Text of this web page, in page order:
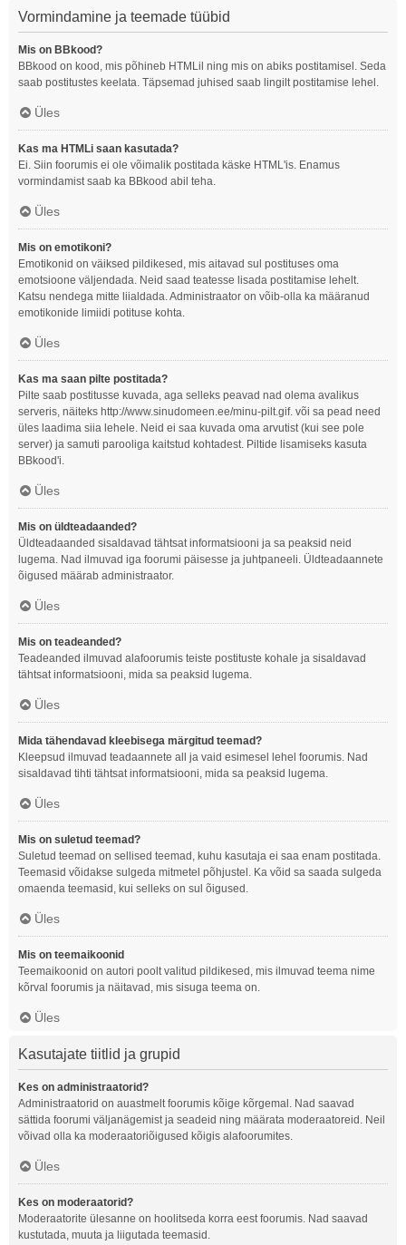
Vormindamine ja teemade tüübid
Mis on BBkood?
BBkood on kood, mis põhineb HTMLil ning mis on abiks postitamisel. Seda
saab postitustes keelata. Täpsemad juhised saab lingilt postitamise lehel.
Üles
Kas ma HTMLi saan kasutada?
Ei. Siin foorumis ei ole võimalik postitada käske HTML'is. Enamus
vormindamist saab ka BBkood abil teha.
Üles
Mis on emotikoni?
Emotikonid on väiksed pildikesed, mis aitavad sul postituses oma
emotsioone väljendada. Neid saad teatesse lisada postitamise lehelt.
Katsu nendega mitte liialdada. Administraator on võib-olla ka määranud
emotikonide limiidi potituse kohta.
Üles
Kas ma saan pilte postitada?
Pilte saab postitusse kuvada, aga selleks peavad nad olema avalikus
serveris, näiteks http://www.sinudomeen.ee/minu-pilt.gif. või sa pead need
üles laadima siia lehele. Neid ei saa kuvada oma arvutist (kui see pole
server) ja samuti parooliga kaitstud kohtadest. Piltide lisamiseks kasuta
BBkood'i.
Üles
Mis on üldteadaanded?
Üldteadaanded sisaldavad tähtsat informatsiooni ja sa peaksid neid
lugema. Nad ilmuvad iga foorumi päisesse ja juhtpaneeli. Üldteadaannete
õigused määrab administraator.
Üles
Mis on teadeanded?
Teadeanded ilmuvad alafoorumis teiste postituste kohale ja sisaldavad
tähtsat informatsiooni, mida sa peaksid lugema.
Üles
Mida tähendavad kleebisega märgitud teemad?
Kleepsud ilmuvad teadaannete all ja vaid esimesel lehel foorumis. Nad
sisaldavad tihti tähtsat informatsiooni, mida sa peaksid lugema.
Üles
Mis on suletud teemad?
Suletud teemad on sellised teemad, kuhu kasutaja ei saa enam postitada.
Teemasid võidakse sulgeda mitmetel põhjustel. Ka võid sa saada sulgeda
omaenda teemasid, kui selleks on sul õigused.
Üles
Mis on teemaikoonid
Teemaikoonid on autori poolt valitud pildikesed, mis ilmuvad teema nime
kõrval foorumis ja näitavad, mis sisuga teema on.
Üles
Kasutajate tiitlid ja grupid
Kes on administraatorid?
Administraatorid on auastmelt foorumis kõige kõrgemal. Nad saavad
sättida foorumi väljanägemist ja seadeid ning määrata moderaatoreid. Neil
võivad olla ka moderaatoriõigused kõigis alafoorumites.
Üles
Kes on moderaatorid?
Moderaatorite ülesanne on hoolitseda korra eest foorumis. Nad saavad
kustutada, muuta ja liigutada teemasid.